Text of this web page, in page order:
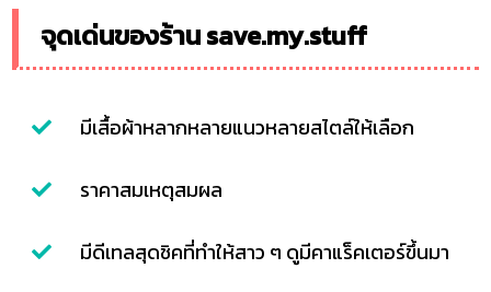
จุดเด่นของร้าน save.my.stuff
มีเสื้อผ้าหลากหลายแนวหลายสไตล์ให้เลือก
ราคาสมเหตุสมผล
มีดีเทลสุดชิคที่ทำให้สาว ๆ ดูมีคาแร็คเตอร์ขึ้นมา